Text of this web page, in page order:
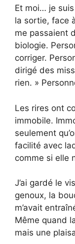
Et moi… je
la sortie, face
me passaient
biologie.
corriger.
dirigé des
rien. »
Les rires ont
immobile.
seulement
facilité avec
comme si elle
J’ai gardé le
genoux, la
m’avait
Même quand
mais une